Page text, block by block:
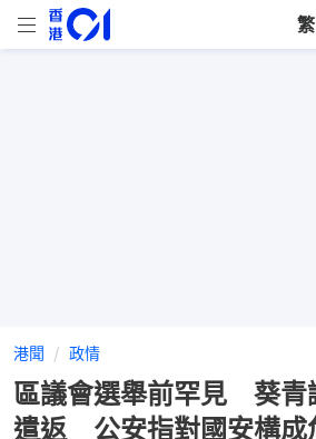
繁
港聞 政情
區議會選舉前罕見 葵青
遣返 公安指對國安構成